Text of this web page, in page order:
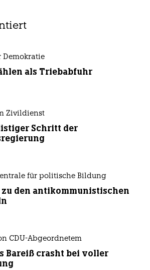
Demokratie
als Triebabfuhr
Zivildienst
Schritt der
für politische Bildung
den antikommunistischen
CDU-Abgeordnetem
Bareiß crasht bei voller